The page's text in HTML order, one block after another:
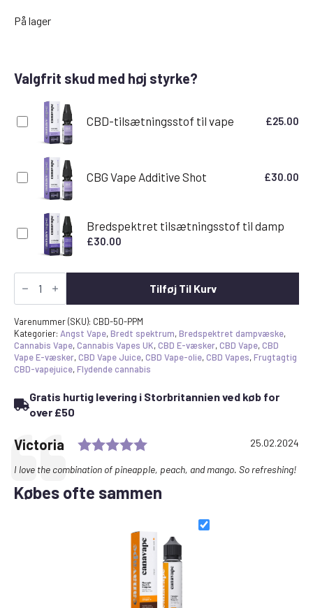
På lager
Valgfrit skud med høj styrke?
CBD-tilsætningsstof til vape £25.00
CBG Vape Additive Shot £30.00
Bredspektret tilsætningsstof til damp
£30.00
Ananas
Fersken
Smag
CBD
E-
væske
1250mg
Tilføj Til Kurv
Varenummer (SKU): CBD-50-PPM
Kategorier: Angst Vape,Bredt spektrum,Bredspektret dampvæske,
Cannabis Vape,Cannabis Vapes UK,CBD E-væsker,CBD Vape,CBD
Vape E-væsker,CBD Vape Juice,CBD Vape-olie,CBD Vapes,Frugtagtig
CBD-vapejuice,Flydende cannabis
Gratis hurtig levering i Storbritannien ved køb for
over £50
Udtalelse
Forfatter:
Victoria Bedømmelse: 5,0 ud af 5
Dato:
25.02.2024
Tekst:
I love the combination of pineapple, peach, and mango. So refreshing!
Købes ofte sammen